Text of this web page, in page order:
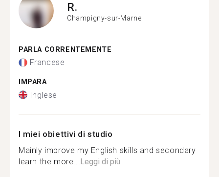
R.
Champigny-sur-Marne
PARLA CORRENTEMENTE
Francese
IMPARA
Inglese
I miei obiettivi di studio
Mainly improve my English skills and secondary
learn the more... Leggi di più